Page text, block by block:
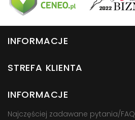
INFORMACJE
STREFA KLIENTA
INFORMACJE
Najczęściej zadawane pytania/FAQ